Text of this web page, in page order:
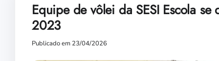
Equipe de vôlei da SESI Escola se
2023
Publicado em 23/04/2026